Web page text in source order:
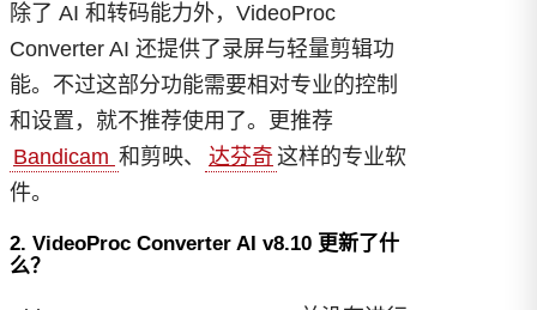
除了 AI 和转码能力外，VideoProc
Converter AI 还提供了录屏与轻量剪辑功
能。不过这部分功能需要相对专业的控制
和设置，就不推荐使用了。更推荐
Bandicam 和剪映、 达芬奇 这样的专业软
件。
2. VideoProc Converter AI v8.10 更新了什
么？